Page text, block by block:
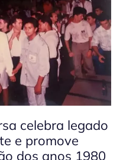
celebra legado
e promove
dos anos 1980